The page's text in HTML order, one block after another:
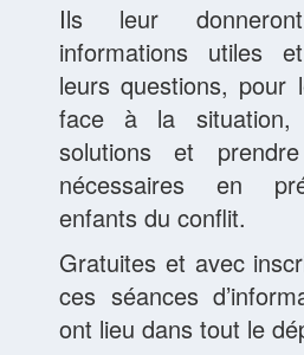
Ils leur
informations utiles
leurs questions, pour
face à la situation,
solutions et
nécessaires en
enfants du conflit.
Gratuites et avec
ces séances
ont lieu dans tout le